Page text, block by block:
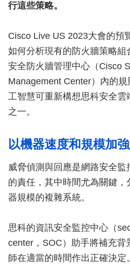
行這些策略。
Cisco Live US 2023大會的預
如何分析現有的防火牆策略
安全防火牆管理中心（Cisco
Management Center）內的
工智慧可重新構想思科安全雲
之一。
以機器速度和規模加
威脅偵測與回應是網路安全
的責任，其中時間尤為關鍵
器規模的複雜系統。
思科的資訊安全監控中心（
center，SOC）助手將補充背
師在適當的時間作出正確決